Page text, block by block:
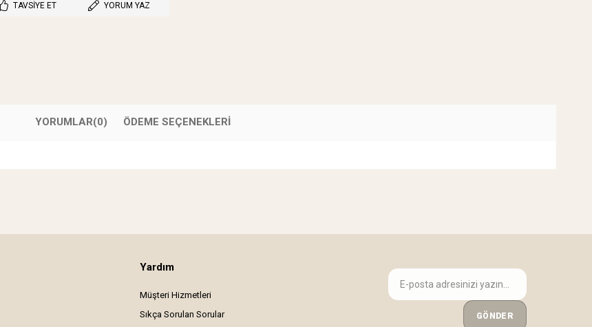
TAVSIYE ET YORUM YAZ
YORUMLAR(0) ÖDEME SEÇENEKLERI
Yardım
Müşteri Hizmetleri
Sıkça Sorulan Sorular
GÖNDER